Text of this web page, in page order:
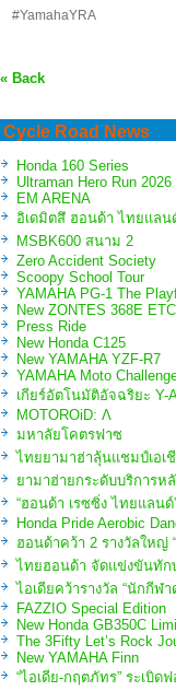
#YamahaYRA
« Back
Cycle Road News
Honda 160 Series
Ultraman Hero Run 2026
EM ARENA
อิเดมิตสึ ฮอนด้า ไทยแลน
MSBK600 สนาม 2
Zero Accident Society
Scoopy School Tour
YAMAHA PG-1 The
New ZONTES 368E ETC
Press Ride
New Honda C125
New YAMAHA YZF-R7
YAMAHA Moto
เกียร์อัตโนมัติอัจฉริยะ Y-
MOTOROiD: Λ
มหาลัยโคตรฟาซ
ไทยยามาฮ่าลุ้นแชมป์เอเ
ยามาฮ่ายกระดับบริการห
“ฮอนด้า เรซซิ่ง ไทยแลน
Honda Pride Aerobic
ฮอนด้าคว้า 2 รางวัลใหญ่
ไทยฮอนด้า จัดแข่งขันทัก
ไอเดียคว้ารางวัล “นักกีฬา
FAZZIO Special Edition
New Honda GB350C
The 3Fifty Let’s Rock
New YAMAHA Finn
“ไอเดีย-กฤตภัทร” ระเบิด